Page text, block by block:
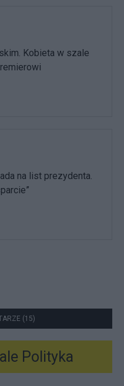
Kobieta w szale
na list prezydenta.
(15)
Polityka